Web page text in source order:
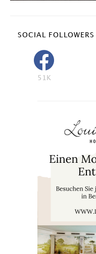
SOCIAL FOLLOWERS
51K